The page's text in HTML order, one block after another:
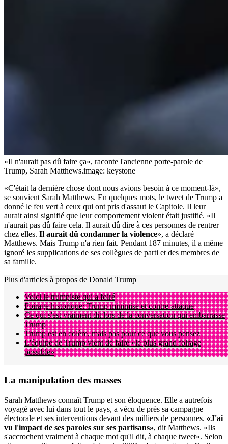
«Il n'aurait pas dû faire ça», raconte l'ancienne porte-parole de
Trump, Sarah Matthews.image: keystone
«C'était la dernière chose dont nous avions besoin à ce moment-là»,
se souvient Sarah Matthews. En quelques mots, le tweet de Trump a
donné le feu vert à ceux qui ont pris d'assaut le Capitole. Il leur
aurait ainsi signifié que leur comportement violent était justifié. «Il
n'aurait pas dû faire cela. Il aurait dû dire à ces personnes de rentrer
chez elles. Il aurait dû condamner la violence», a déclaré
Matthews. Mais Trump n'a rien fait. Pendant 187 minutes, il a même
ignoré les supplications de ses collègues de parti et des membres de
sa famille.
Plus d'articles à propos de Donald Trump
Voici le trumpiste qui a foiré
Foirage historique: Trump minimise et contre-attaque
Ce qui s'est vraiment dit lors de la conversation qui embarrasse
Trump
Trump est en colère, mais pas pour ce que vous pensez
L'équipe de Trump vient de faire «le plus grand foirage
possible»
La manipulation des masses
Sarah Matthews connaît Trump et son éloquence. Elle a autrefois
voyagé avec lui dans tout le pays, a vécu de près sa campagne
électorale et ses interventions devant des milliers de personnes. «J'ai
vu l'impact de ses paroles sur ses partisans», dit Matthews. «Ils
s'accrochent vraiment à chaque mot qu'il dit, à chaque tweet». Selon